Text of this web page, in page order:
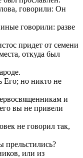
говорили: Он
говорили: разве
придет от семени
откуда был
Его; но никто не
и
вы не привели
не говорил так,
прельстились?
или из